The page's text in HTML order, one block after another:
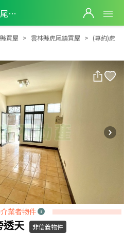
(專約)虎尾科技大學旁透天
(專約)虎尾科技大學旁透天
買屋 雲林縣虎尾鎮買屋
(專約)虎
業者物件
透天 非信義物件